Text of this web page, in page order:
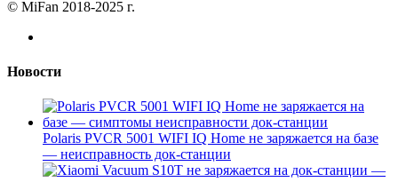
© MiFan 2018-2025 г.
Новости
Polaris PVCR 5001 WIFI IQ Home не заряжается на базе
— неисправность док-станции